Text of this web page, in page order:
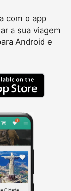
com o app
a sua viagem
Android e